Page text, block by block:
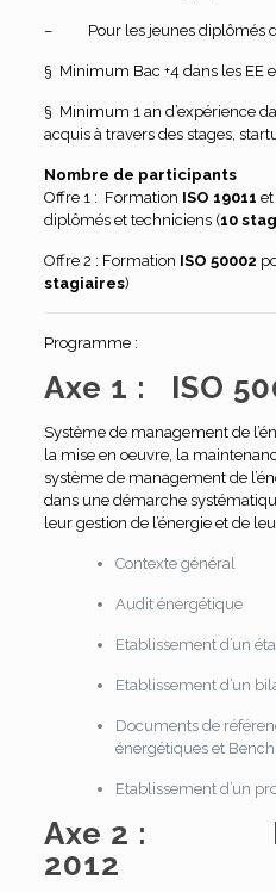
– Pour les jeunes diplômés
§ Minimum Bac +4 dans les EE
§ Minimum 1 an d’expérience
acquis à travers des stages,
Nombre de participants
Offre 1 : Formation ISO 19011 et
diplômés et techniciens (10
Offre 2 : Formation ISO 50002
stagiaires)
Programme :
Axe 1 : ISO
Système de management de
la mise en oeuvre, la
système de management de
dans une démarche
leur gestion de l’énergie et de
Contexte général
Audit énergétique
Etablissement d’un
Etablissement d’un
Documents de
énergétiques et
Etablissement d’un
Axe 2 :
2012